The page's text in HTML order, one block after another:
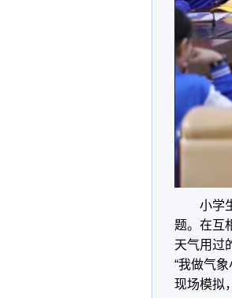
小学生
题。在互
天气用过
“我做气
现场模拟